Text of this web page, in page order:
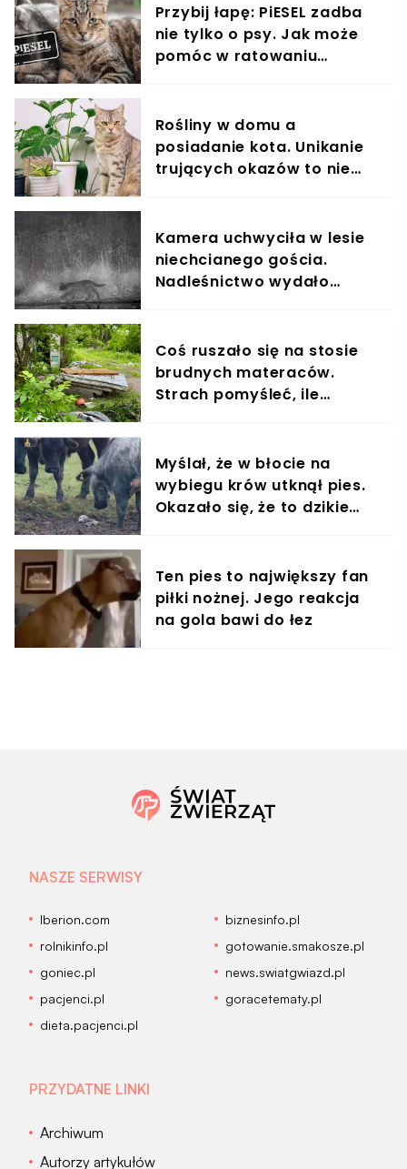
Przybij łapę: PiESEL zadba
nie tylko o psy. Jak może
pomóc w ratowaniu
Rośliny w domu a
posiadanie kota. Unikanie
trujących okazów to nie
Kamera uchwyciła w lesie
niechcianego gościa.
Nadleśnictwo wydało
Coś ruszało się na stosie
brudnych materaców.
Strach pomyśleć, ile
Myślał, że w błocie na
wybiegu krów utknął pies.
Okazało się, że to dzikie
Ten pies to największy fan
piłki nożnej. Jego reakcja
na gola bawi do łez
NASZE SERWISY
Iberion.com
biznesinfo.pl
rolnikinfo.pl
gotowanie.smakosze.pl
goniec.pl
news.swiatgwiazd.pl
pacjenci.pl
goracetematy.pl
dieta.pacjenci.pl
PRZYDATNE LINKI
Archiwum
Autorzy artykułów